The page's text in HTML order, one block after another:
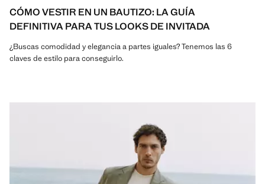
CÓMO VESTIR EN UN BAUTIZO: LA GUÍA
DEFINITIVA PARA TUS LOOKS DE INVITADA
¿Buscas comodidad y elegancia a partes iguales? Tenemos las 6
claves de estilo para conseguirlo.